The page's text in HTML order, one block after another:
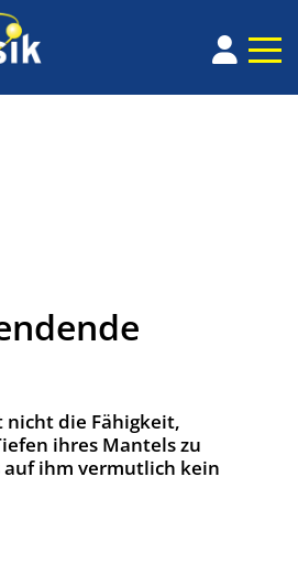
nicht die Fähigkeit,
ihres Mantels zu
auf ihm vermutlich kein